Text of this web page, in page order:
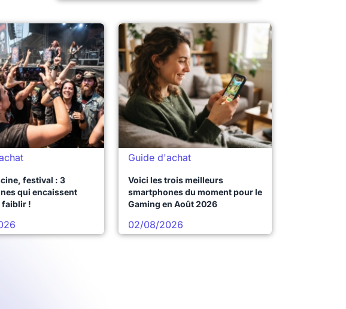
festival : 3
qui encaissent
faiblir !
Guide d'achat
Voici les trois meilleurs
smartphones du moment pour le
Gaming en Août 2026
02/08/2026